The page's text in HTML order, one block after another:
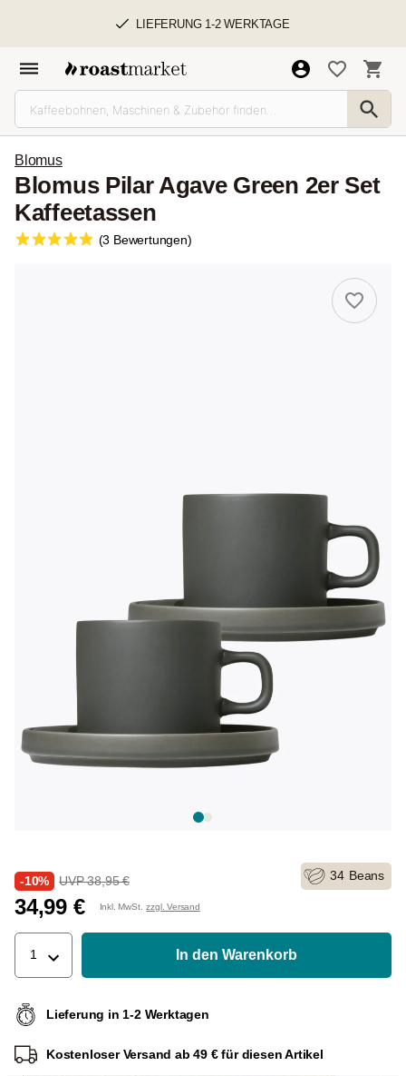
LIEFERUNG 1-2 WERKTAGE
Blomus
Blomus Pilar Agave Green 2er Set
Kaffeetassen
(3 Bewertungen)
-10% UVP 38,95 €
34,99 € Inkl. MwSt. zzgl. Versand
34 Beans
1 In den Warenkorb
Lieferung in 1-2 Werktagen
Kostenloser Versand ab 49 € für diesen Artikel